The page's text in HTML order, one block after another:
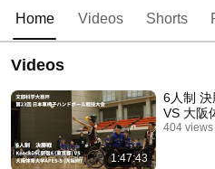
Home Videos Shorts
Videos
1:47:43
6人制
VS 大阪
404 views